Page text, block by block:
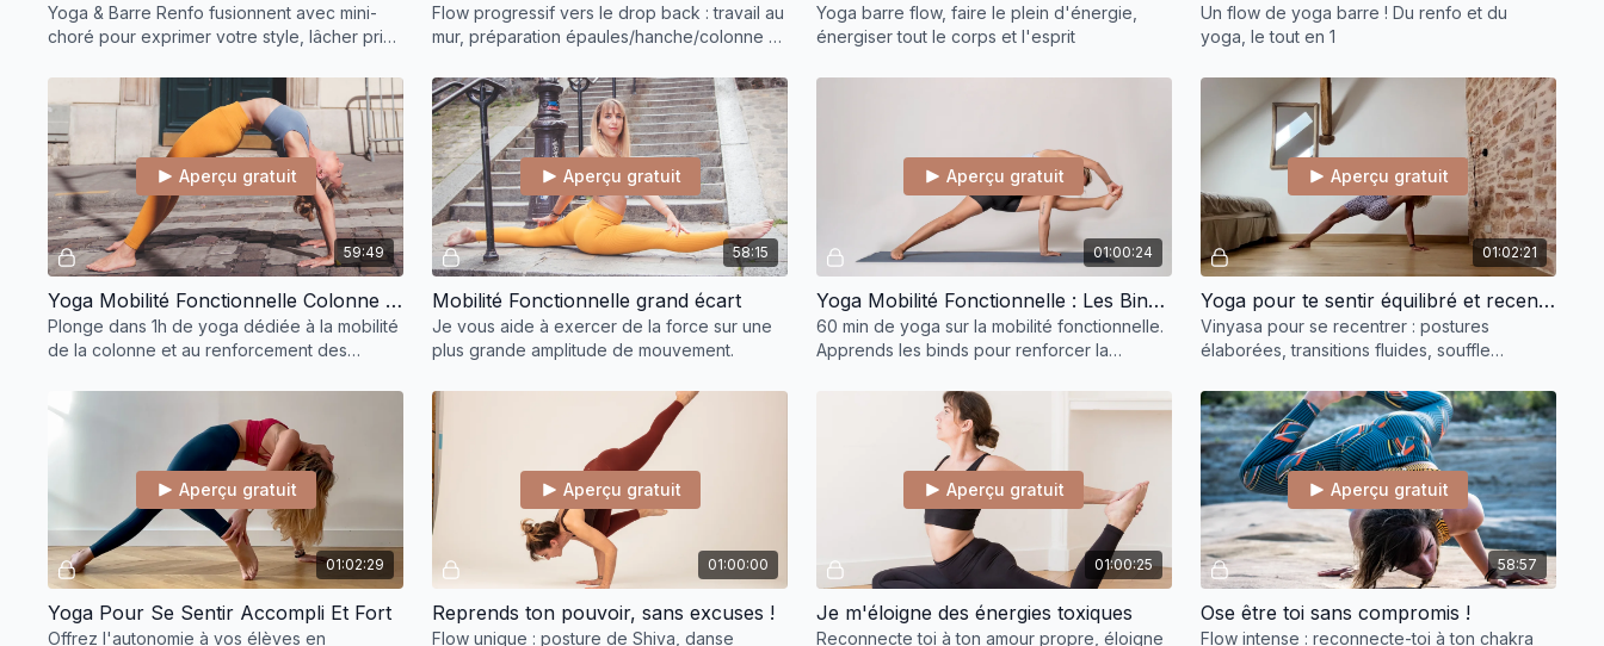
Yoga & Barre Renfo fusionnent avec mini-
choré pour exprimer votre style, lâcher prise
💃💪
Flow progressif vers le drop back : travail au
mur, préparation épaules/hanche/colonne et
Yoga barre flow, faire le plein d'énergie,
énergiser tout le corps et l'esprit
Un flow de yoga barre ! Du renfo et du
yoga, le tout en 1
59:49
Aperçu gratuit
Yoga Mobilité Fonctionnelle Colonne Vertébrale
Plonge dans 1h de yoga dédiée à la mobilité
de la colonne et au renforcement des
enchaînements fluide
58:15
Aperçu gratuit
Mobilité Fonctionnelle grand écart
Je vous aide à exercer de la force sur une
plus grande amplitude de mouvement.
01:00:24
Aperçu gratuit
Yoga Mobilité Fonctionnelle : Les Binds (Lier les mains dans le dos)
60 min de yoga sur la mobilité fonctionnelle.
Apprends les binds pour renforcer la
01:02:21
Aperçu gratuit
Yoga pour te sentir équilibré et recentré
Vinyasa pour se recentrer : postures
élaborées, transitions fluides, souffle
Expérience transformatrice.
01:02:29
Aperçu gratuit
Yoga Pour Se Sentir Accompli Et Fort
Offrez l'autonomie à vos élèves en
01:00:00
Aperçu gratuit
Reprends ton pouvoir, sans excuses !
Flow unique : posture de Shiva, danse
01:00:25
Aperçu gratuit
Je m'éloigne des énergies toxiques
Reconnecte toi à ton amour propre, éloigne
58:57
Aperçu gratuit
Ose être toi sans compromis !
Flow intense : reconnecte-toi à ton chakra